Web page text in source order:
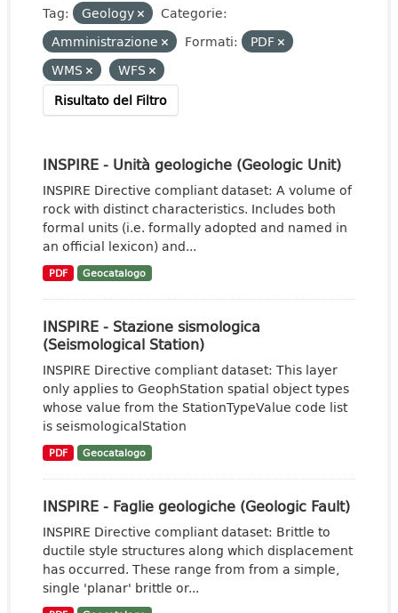
Tag: Geology
Categorie:
Amministrazione
Formati:
PDF
WMS
WFS
Risultato del Filtro
INSPIRE - Unità geologiche (Geologic Unit)
INSPIRE Directive compliant dataset: A volume of
rock with distinct characteristics. Includes both
formal units (i.e. formally adopted and named in
an official lexicon) and...
PDF Geocatalogo
INSPIRE - Stazione sismologica
(Seismological Station)
INSPIRE Directive compliant dataset: This layer
only applies to GeophStation spatial object types
whose value from the StationTypeValue code list
is seismologicalStation
PDF Geocatalogo
INSPIRE - Faglie geologiche (Geologic Fault)
INSPIRE Directive compliant dataset: Brittle to
ductile style structures along which displacement
has occurred. These range from from a simple,
single 'planar' brittle or...